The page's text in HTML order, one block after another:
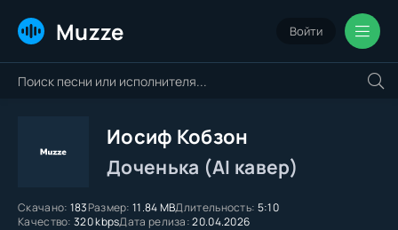
Muzze Войти
Иосиф Кобзон
Доченька (AI кавер)
Скачано: 183Размер: 11.84 MBДлительность: 5:10
Качество: 320 kbpsДата релиза:20.04.2026